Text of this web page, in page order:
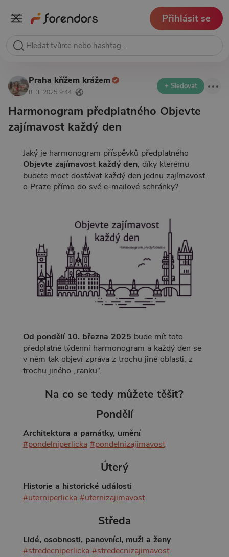
Přihlásit se
Praha křížem krážem
8. 3. 2025 9:44
+ Sledovat
Harmonogram předplatného Objevte
zajímavost každý den
Jaký je harmonogram příspěvků předplatného
Objevte zajímavost každý den, díky kterému
budete moct dostávat každý den jednu zajímavost
o Praze přímo do své e-mailové schránky?
Od pondělí 10. března 2025 bude mít toto
předplatné týdenní harmonogram a každý den se
v něm tak objeví zpráva z trochu jiné oblasti, z
trochu jiného „ranku“.
Na co se tedy můžete těšit?
Pondělí
Architektura a památky, umění
#pondelniperlicka #pondelnizajimavost
Úterý
Historie a historické události
#uterniperlicka #uternizajimavost
Středa
Lidé, osobnosti, panovníci, muži a ženy
#stredecniperlicka #stredecnizajimavost